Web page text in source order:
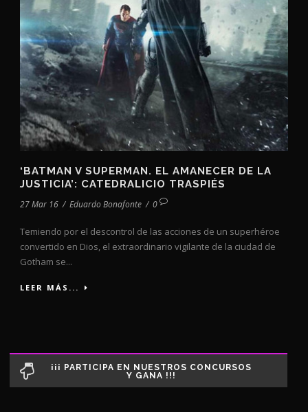
‘BATMAN V SUPERMAN. EL AMANECER DE LA
JUSTICIA’: CATEDRALICIO TRASPIÉS
27 Mar 16 / Eduardo Bonafonte / 0
Temiendo por el descontrol de las acciones de un superhéroe
convertido en Dios, el extraordinario vigilante de la ciudad de
Gotham se...
LEER MÁS...
¡¡¡ PARTICIPA EN NUESTROS CONCURSOS
Y GANA !!!